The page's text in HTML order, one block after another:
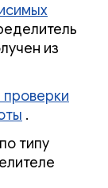
из
.
по типу